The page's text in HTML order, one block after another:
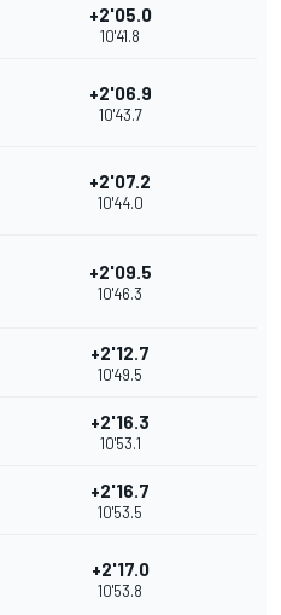
+2'05.0
10'41.8
+2'06.9
10'43.7
+2'07.2
10'44.0
+2'09.5
10'46.3
+2'12.7
10'49.5
+2'16.3
10'53.1
+2'16.7
10'53.5
+2'17.0
10'53.8